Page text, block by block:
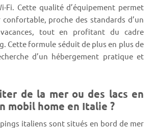
Fi. Cette qualité d’équipement permet
proche des standards d’un
tout en profitant du cadre
Cette formule séduit de plus en plus de
d’un hébergement pratique et
de la mer ou des lacs en
mobil home en Italie ?
italiens sont situés en bord de mer